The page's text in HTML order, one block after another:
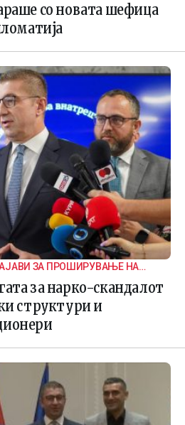
со новата шефица
ЗА ПРОШИРУВАЊЕ НА
за нарко-скандалот
структури и